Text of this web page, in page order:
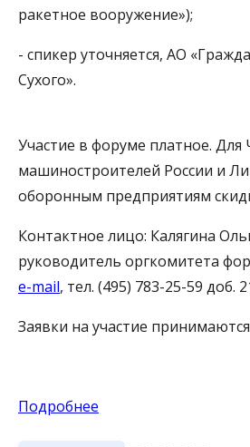
ракетное вооружение»);
- спикер уточняется, АО
Сухого».
Участие в форуме платное.
машиностроителей России и
оборонным предприятиям
Контактное лицо: Калягина
руководитель оргкомитета
e-mail, тел. (495) 783-25-59 доб.
Заявки на участие
Подробнее